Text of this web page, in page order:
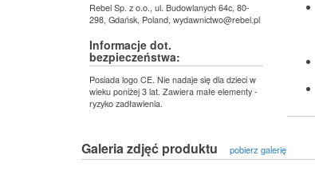
Rebel Sp. z o.o., ul. Budowlanych 64c, 80-
298, Gdańsk, Poland, wydawnictwo@rebel.pl
Informacje dot.
bezpieczeństwa:
Posiada logo CE. Nie nadaje się dla dzieci w
wieku poniżej 3 lat. Zawiera małe elementy -
ryzyko zadławienia.
Galeria zdjęć produktu pobierz galerię